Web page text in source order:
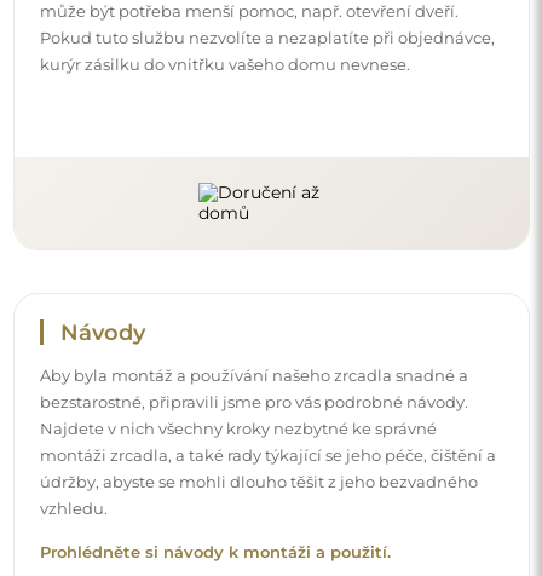
může být potřeba menší pomoc, např. otevření dveří.
Pokud tuto službu nezvolíte a nezaplatíte při objednávce,
kurýr zásilku do vnitřku vašeho domu nevnese.
Návody
Aby byla montáž a používání našeho zrcadla snadné a
bezstarostné, připravili jsme pro vás podrobné návody.
Najdete v nich všechny kroky nezbytné ke správné
montáži zrcadla, a také rady týkající se jeho péče, čištění a
údržby, abyste se mohli dlouho těšit z jeho bezvadného
vzhledu.
Prohlédněte si návody k montáži a použití.